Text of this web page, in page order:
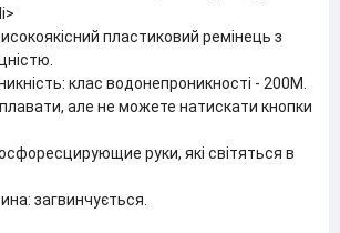
пластиковий ремінець з
клас водонепроникності - 200M.
але не можете натискати кнопки
руки, які світяться в
загвинчується.